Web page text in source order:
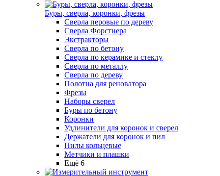
Буры, сверла, коронки, фрезы
Сверла перовые по дереву
Сверла Форстнера
Экстракторы
Сверла по бетону
Сверла по керамике и стеклу
Сверла по металлу
Сверла по дереву
Полотна для реноватора
Фрезы
Наборы сверел
Буры по бетону
Коронки
Удлинители для коронок и сверел
Держатели для коронок и пил
Пилы кольцевые
Метчики и плашки
Ещё 6